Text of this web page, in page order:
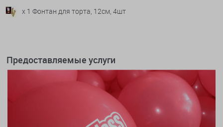
x 1 Фонтан для торта, 12см, 4шт
Предоставляемые услуги